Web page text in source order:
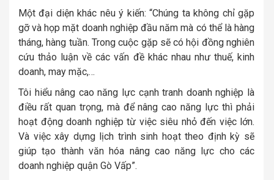
Một đại diện khác nêu ý kiến: “Chúng ta không chỉ gặp
gỡ và họp mặt doanh nghiệp đầu năm mà có thể là hàng
tháng, hàng tuần. Trong cuộc gặp sẽ có hội đồng nghiên
cứu thảo luận về các vấn đề khác nhau như thuế, kinh
doanh, may mặc,…
Tôi hiểu nâng cao năng lực cạnh tranh doanh nghiệp là
điều rất quan trọng, mà để nâng cao năng lực thì phải
hoạt động doanh nghiệp từ việc siêu nhỏ đến việc lớn.
Và việc xây dựng lịch trình sinh hoạt theo định kỳ sẽ
giúp tạo thành văn hóa nâng cao năng lực cho các
doanh nghiệp quận Gò Vấp”.